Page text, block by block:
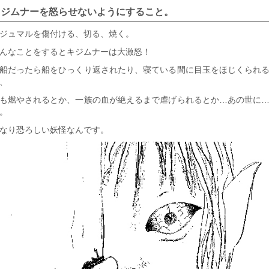
ムナーを怒らせないようにすること。
ュマルを傷付ける、切る、焼く。
なことをするとキジムナーは大激怒！
だったら船をひっくり返されたり、寝ている間に目玉をほじくられ
燃やされるとか、一族の血が絶えるまで虐げられるとか…あの世に
り恐ろしい妖怪なんです。